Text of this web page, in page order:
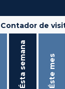
Contador de
Ésta semana Éste mes